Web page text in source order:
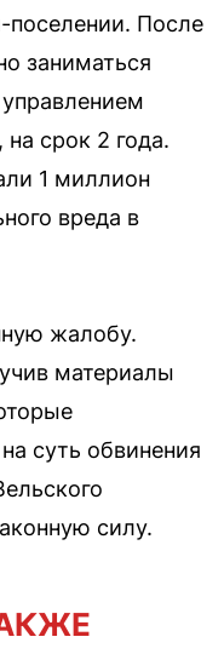
После
заниматься
срок 2 года.
1 миллион
вреда в
жалобу.
материалы
суть обвинения
силу.